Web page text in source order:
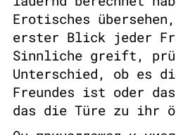
Erotisches
erster Blick jeder
Sinnliche greift,
Unterschied, ob es
Freundes ist oder das
das die Türe zu ihr